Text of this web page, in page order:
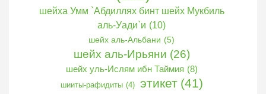
шейха Умм `Абдиллях бинт шейх Мукбиль
аль-Уади`и (10)
шейх аль-Альбани (5)
шейх аль-Ирьяни (26)
шейх уль-Ислям ибн Таймия (8)
шииты-рафидиты (4) этикет (41)